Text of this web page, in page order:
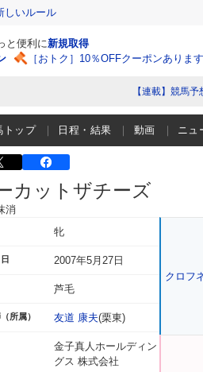
しいルール
と便利に新規取得
［おトク］10％OFFクーポンあります
【連載】競馬
トップ 日程・結果 動画 ニュ
カットザチーズ
消
牝
2007年5月27日
芦毛
所属） 友道 康夫(栗東)
金子真人ホールディン
グス 株式会社
クロフ